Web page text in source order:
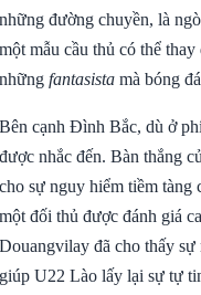
những đường chuyền, là
một mẫu cầu thủ có thể
những fantasista mà bóng
Bên cạnh Đình Bắc, dù ở
được nhắc đến. Bàn thắng
cho sự nguy hiểm tiềm tàng
một đối thủ được đánh giá
Douangvilay đã cho thấy sự
giúp U22 Lào lấy lại sự tự